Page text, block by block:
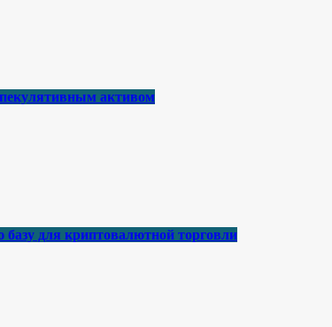
активом
базу для криптовалютной торговли